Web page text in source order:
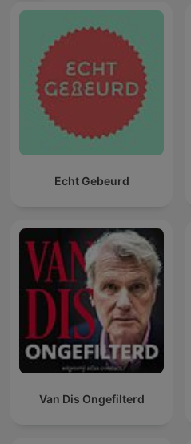
Echt Gebeurd
Van Dis Ongefilterd